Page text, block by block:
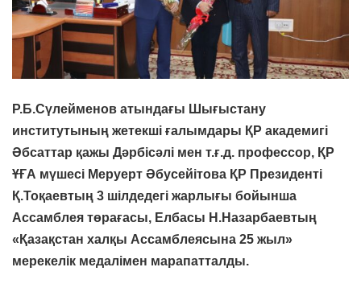
Р.Б.Сүлейменов атындағы Шығыстану
институтының жетекші ғалымдары ҚР академигі
Әбсаттар қажы Дәрбісәлі мен т.ғ.д. профессор, ҚР
ҰҒА мүшесі Меруерт Әбусейітова ҚР Президенті
Қ.Тоқаевтың 3 шілдедегі жарлығы бойынша
Ассамблея төрағасы, Елбасы Н.Назарбаевтың
«Қазақстан халқы Ассамблеясына 25 жыл»
мерекелік медалімен марапатталды.